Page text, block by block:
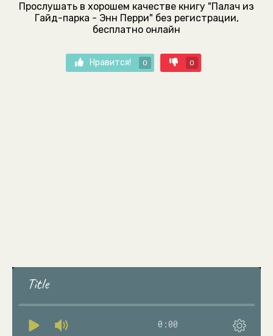
Прослушать в хорошем качестве книгу "Палач из
Гайд-парка - Энн Перри" без регистрации,
бесплатно онлайн
Нравится! 0 0
Title
0:00